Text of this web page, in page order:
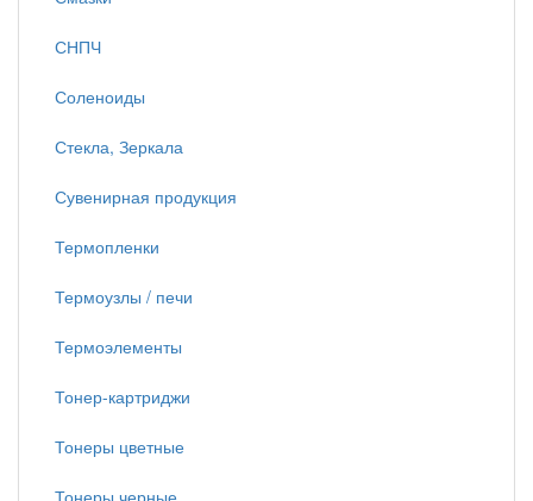
СНПЧ
Соленоиды
Стекла, Зеркала
Сувенирная продукция
Термопленки
Термоузлы / печи
Термоэлементы
Тонер-картриджи
Тонеры цветные
Тонеры черные